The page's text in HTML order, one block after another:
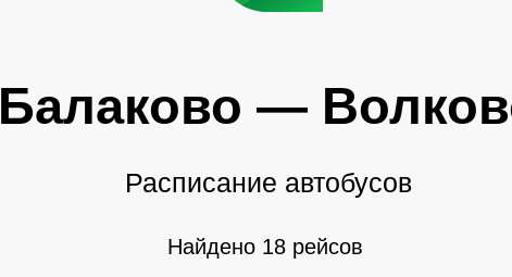
Балаково —
Расписание автобусов
Найдено 18 рейсов